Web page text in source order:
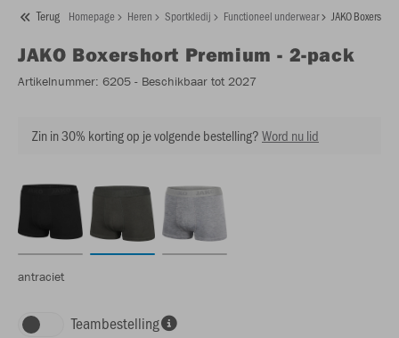
Terug Homepage Heren Sportkledij Functioneel underwear JAKO
JAKO Boxershort Premium - 2-pack
Artikelnummer: 6205 - Beschikbaar tot 2027
Zin in 30% korting op je volgende bestelling?Word nu lid
antraciet
Teambestelling